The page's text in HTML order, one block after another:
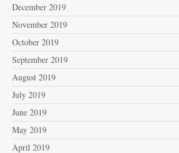
December 2019
November 2019
October 2019
September 2019
August 2019
July 2019
June 2019
May 2019
April 2019